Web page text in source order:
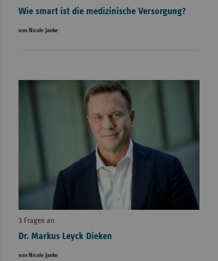
Wie smart ist die medizinische Versorgung?
von Nicole Janke
3 Fragen an
Dr. Markus Leyck Dieken
von Nicole Janke